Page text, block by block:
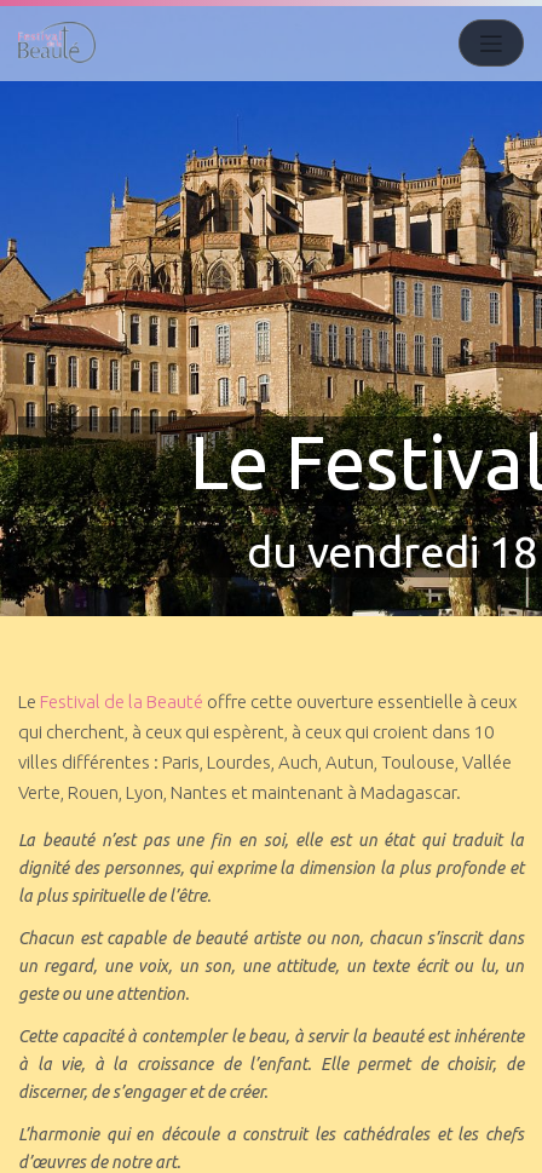
Le
du vendredi
Le Festival de la Beauté offre cette ouverture essentielle à ceux
qui cherchent, à ceux qui espèrent, à ceux qui croient dans 10
villes différentes : Paris, Lourdes, Auch, Autun, Toulouse, Vallée
Verte, Rouen, Lyon, Nantes et maintenant à Madagascar.
La beauté n’est pas une fin en soi, elle est un état qui traduit la
dignité des personnes, qui exprime la dimension la plus profonde et
la plus spirituelle de l’être.
Chacun est capable de beauté artiste ou non, chacun s’inscrit dans
un regard, une voix, un son, une attitude, un texte écrit ou lu, un
geste ou une attention.
Cette capacité à contempler le beau, à servir la beauté est inhérente
à la vie, à la croissance de l’enfant. Elle permet de choisir, de
discerner, de s’engager et de créer.
L’harmonie qui en découle a construit les cathédrales et les chefs
d’œuvres de notre art.